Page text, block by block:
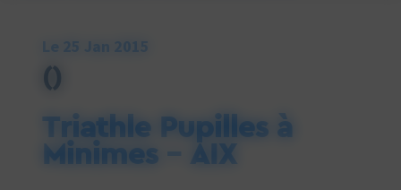
Le 25 Jan 2015
()
Triathle Pupilles à
Minimes – AIX